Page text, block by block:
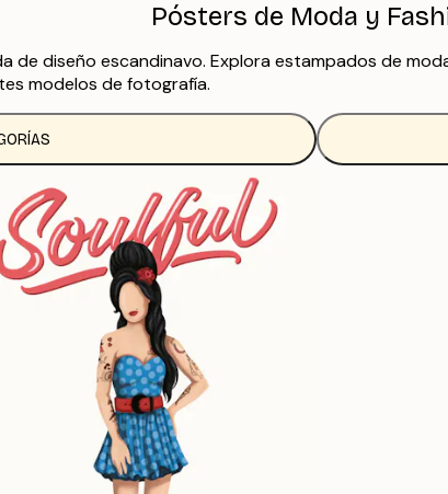
Pósters de Moda y
diseño escandinavo. Explora estampados de
modelos de fotografía.